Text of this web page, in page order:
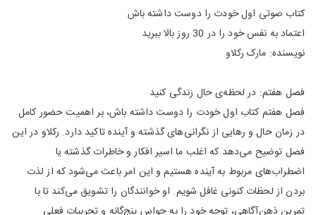
کتاب صوتی اول خودت را دوست داشته باش
اعتماد به‌ نفس خود را در 30 روز بالا ببرید
نویسنده: مارک رکلاو
فصل هفتم: در لحظه‌ی حال زندگی کنید
فصل هفتم کتاب اول خودت را دوست داشته باش، بر اهمیت حضور کامل
در زمان حال و رهایی از نگرانی‌های گذشته و آینده تاکید دارد. رکلاو در این
فصل توضیح می‌دهد که اغلب ما اسیر افکار و خاطرات گذشته یا
اضطراب‌های مربوط به آینده هستیم و این امر باعث می‌شود که از لذت
بردن از لحظات کنونی غافل شویم. او خوانندگان را تشویق می‌کند تا با
تمرین ذهن‌آگاهی، توجه خود را به حواس پنج‌گانه و تجربیات فعلی